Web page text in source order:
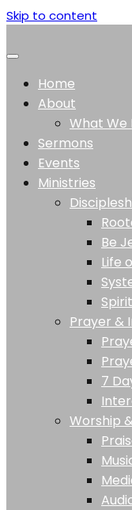
Skip to content
Home
About
What We
Sermons
Events
Ministries
Be
Life
Prayer &
7
Worship